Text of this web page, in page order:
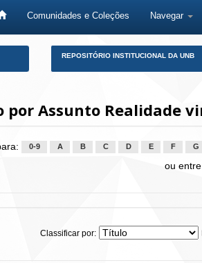
Comunidades e Coleções Navegar
REPOSITÓRIO INSTITUCIONAL DA UNB
por Assunto Realidade
0-9 A B C D E F G
ou
Classificar por: